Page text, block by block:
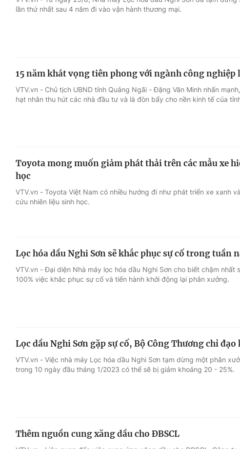
lần thứ nhất sau 4 năm đi vào vận hành thương mại.
15 năm khát vọng tiên phong với ngành công nghiệp
VTV.vn - Chủ tịch UBND tỉnh Quảng Ngãi - Đặng Văn Minh nhấn
hạt nhân thu hút các nhà đầu tư và là đòn bẩy cho nền kinh tế của
Toyota mong muốn giảm phát thải trên các mẫu xe
học
VTV.vn - Toyota Việt Nam có nhiều hướng đi như phát triển xe xanh
cứu nhiên liệu sinh học.
Lọc hóa dầu Nghi Sơn sẽ khắc phục sự cố trong tuần
VTV.vn - Đại diện Nhà máy lọc hóa dầu Nghi Sơn cho biết chậm nhất
100% việc khắc phục sự cố và tiến hành khởi động lại phân xưởng.
Lọc dầu Nghi Sơn gặp sự cố, Bộ Công Thương chỉ đạo
VTV.vn - Việc nhà máy Lọc hóa dầu Nghi Sơn tạm dừng một phân
trong 10 ngày đầu tháng 1/2023 có thể sẽ bị giảm khoảng 20 - 25%.
Thêm nguồn cung xăng dầu cho ĐBSCL